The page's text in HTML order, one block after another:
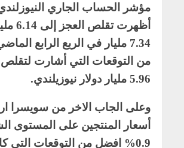
مؤشر الحساب الجاري
أظهرت
7.34 مليار في الربع الرابع
من التوقعات التي أشارت لتقلص
5.96 مليار دولار نيوزيلندي.
وعلى الجاب الاخر من سويسرا
أسعار المنتجين على المستوى
0.9% افضل من التوقعات التي